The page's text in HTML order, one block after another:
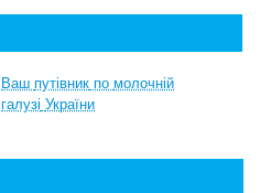
Ваш путівник по молочній
галузі України